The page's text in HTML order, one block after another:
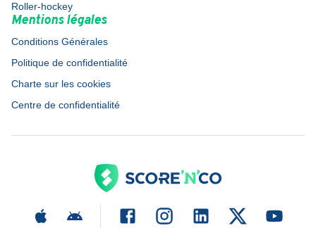
Roller-hockey
Mentions légales
Conditions Générales
Politique de confidentialité
Charte sur les cookies
Centre de confidentialité